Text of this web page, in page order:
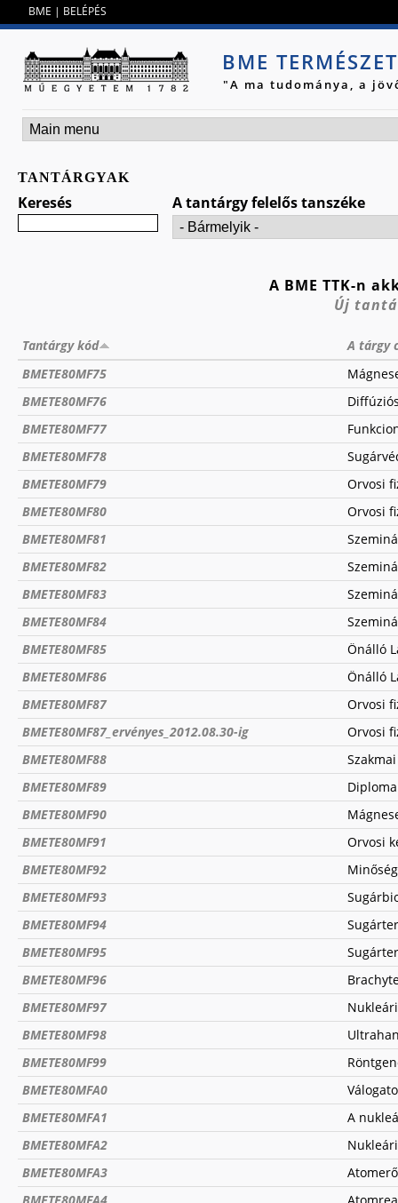
BME | BELÉPÉS
BME
"A ma tudománya, a
TANTÁRGYAK
Keresés A tantárgy felelős tanszéke
A BME TTK-n
Új
Tantárgy kód
A tárgy
BMETE80MF75
BMETE80MF76
BMETE80MF77
BMETE80MF78
BMETE80MF79
Orvosi
BMETE80MF80
Orvosi
BMETE80MF81
BMETE80MF82
BMETE80MF83
BMETE80MF84
BMETE80MF85
Önálló
BMETE80MF86
Önálló
BMETE80MF87
Orvosi
BMETE80MF87_ervényes_2012.08.30-ig
Orvosi
BMETE80MF88
BMETE80MF89
BMETE80MF90
BMETE80MF91
Orvosi
BMETE80MF92
BMETE80MF93
BMETE80MF94
BMETE80MF95
BMETE80MF96
BMETE80MF97
BMETE80MF98
BMETE80MF99
BMETE80MFA0
BMETE80MFA1
A
BMETE80MFA2
BMETE80MFA3